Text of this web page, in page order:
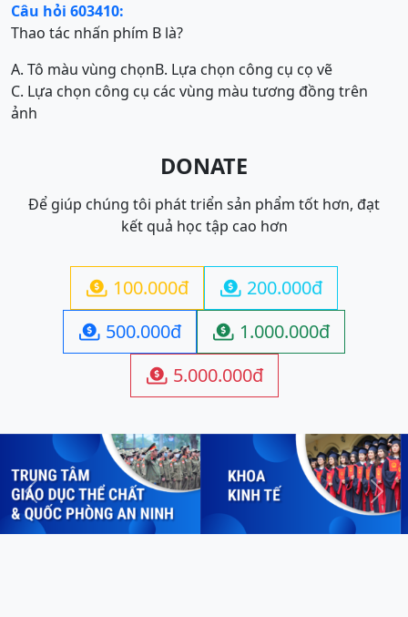
Câu hỏi 603410:
Thao tác nhấn phím B là?
A. Tô màu vùng chọnB. Lựa chọn công cụ cọ vẽ
C. Lựa chọn công cụ các vùng màu tương đồng trên
ảnh
DONATE
Để giúp chúng tôi phát triển sản phẩm tốt hơn, đạt
kết quả học tập cao hơn
 100.000đ  200.000đ
 500.000đ  1.000.000đ
 5.000.000đ
Previous Next